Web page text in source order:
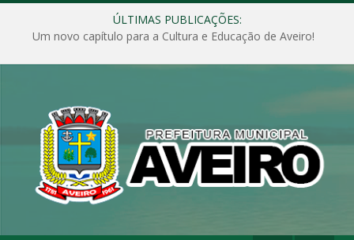
ÚLTIMAS PUBLICAÇÕES:
Um novo capítulo para a Cultura e Educação de Aveiro!